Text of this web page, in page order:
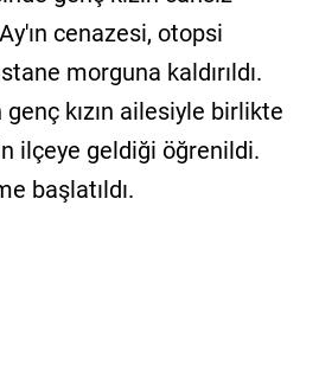
cenazesi, otopsi
morguna kaldırıldı.
genç kızın ailesiyle birlikte
ilçeye geldiği öğrenildi.
başlatıldı.